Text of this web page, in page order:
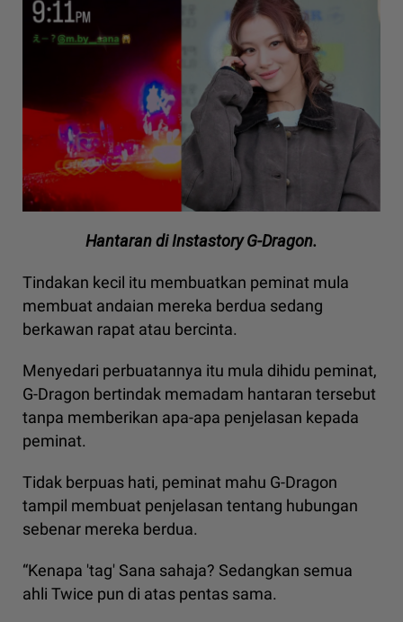
Hantaran di Instastory G-Dragon.
Tindakan kecil itu membuatkan peminat mula
membuat andaian mereka berdua sedang
berkawan rapat atau bercinta.
Menyedari perbuatannya itu mula dihidu peminat,
G-Dragon bertindak memadam hantaran tersebut
tanpa memberikan apa-apa penjelasan kepada
peminat.
Tidak berpuas hati, peminat mahu G-Dragon
tampil membuat penjelasan tentang hubungan
sebenar mereka berdua.
“Kenapa 'tag' Sana sahaja? Sedangkan semua
ahli Twice pun di atas pentas sama.